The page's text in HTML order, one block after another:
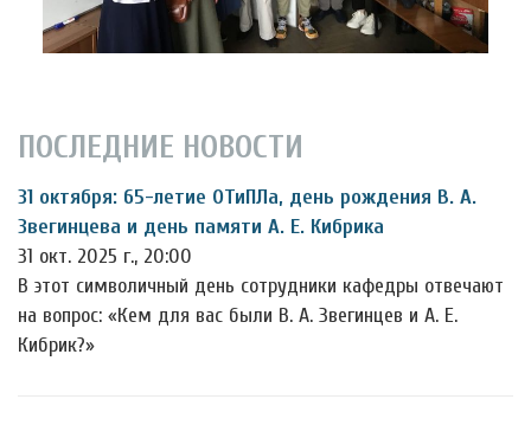
ПОСЛЕДНИЕ НОВОСТИ
31 октября: 65-летие ОТиПЛа, день рождения В. А.
Звегинцева и день памяти А. Е. Кибрика
31 окт. 2025 г., 20:00
В этот символичный день сотрудники кафедры отвечают
на вопрос: «Кем для вас были В. А. Звегинцев и А. Е.
Кибрик?»